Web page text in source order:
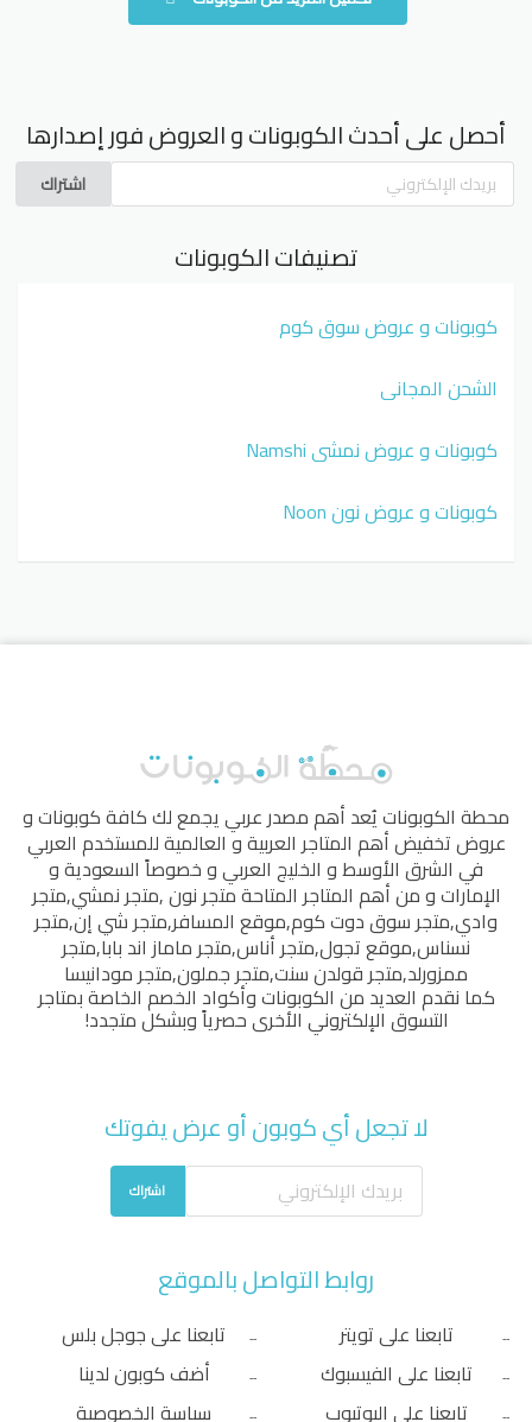
أحصل على أحدث الكوبونات و العروض فور إصدارها
اشتراك
تصنيفات الكوبونات
كوبونات و عروض سوق كوم
الشحن المجاني
كوبونات و عروض نمشي Namshi
كوبونات و عروض نون Noon
محطة الكوبوناتيُعد أهم مصدر عربي يجمع لك كافة كوبونات و
عروض تخفيض أهم المتاجر العربية و العالمية للمستخدم العربي
في الشرق الأوسط و الخليج العربي و خصوصاً السعودية و
الإمارات و من أهم المتاجر المتاحةمتجر نون,متجر نمشي,متجر
وادي,متجر سوق دوت كوم,موقع المسافر,متجر شي إن,متجر
نسناس,موقع تجول,متجر أناس,متجر ماماز اند بابا,متجر
ممزورلد,متجر قولدن سنت,متجر جملون,متجر مودانيسا
كما نقدم العديد من الكوبونات وأكواد الخصم الخاصة بمتاجر
التسوق الإلكتروني الأخرى حصرياً وبشكل متجدد!
لا تجعل أي كوبون أو عرض يفوتك
اشتراك
روابط التواصل بالموقع
تابعنا على تويتر
تابعنا على الفيسبوك
تابعنا على اليوتيوب
تابعنا على جوجل بلس
أضف كوبون لدينا
سياسة الخصوصية